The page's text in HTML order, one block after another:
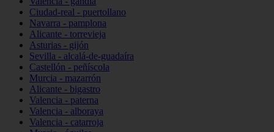
Ciudad-real - puertollano
Navarra - pamplona
Alicante - torrevieja
Asturias - gijón
Sevilla - alcalá-de-guadaíra
Castellón - peñíscola
Murcia - mazarrón
Alicante - bigastro
Valencia - paterna
Valencia - alboraya
Valencia - catarroja